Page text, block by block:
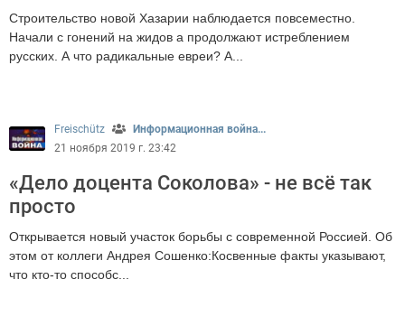
Строительство новой Хазарии наблюдается повсеместно.
Начали с гонений на жидов а продолжают истреблением
русских. А что радикальные евреи? А...
Freischütz
Информационная война...
21 ноября 2019 г. 23:42
«Дело доцента Соколова» - не всё так
просто
Открывается новый участок борьбы с современной Россией. Об
этом от коллеги Андрея Сошенко:Косвенные факты указывают,
что кто-то способс...